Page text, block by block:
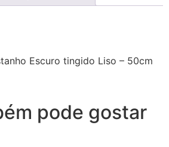
Escuro tingido Liso – 50cm
pode gostar